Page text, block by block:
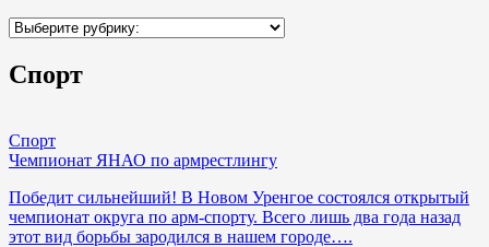
Спорт
Спорт
Чемпионат ЯНАО по армрестлингу
Победит сильнейший! В Новом Уренгое состоялся открытый
чемпионат округа по арм-спорту. Всего лишь два года назад
этот вид борьбы зародился в нашем городе….